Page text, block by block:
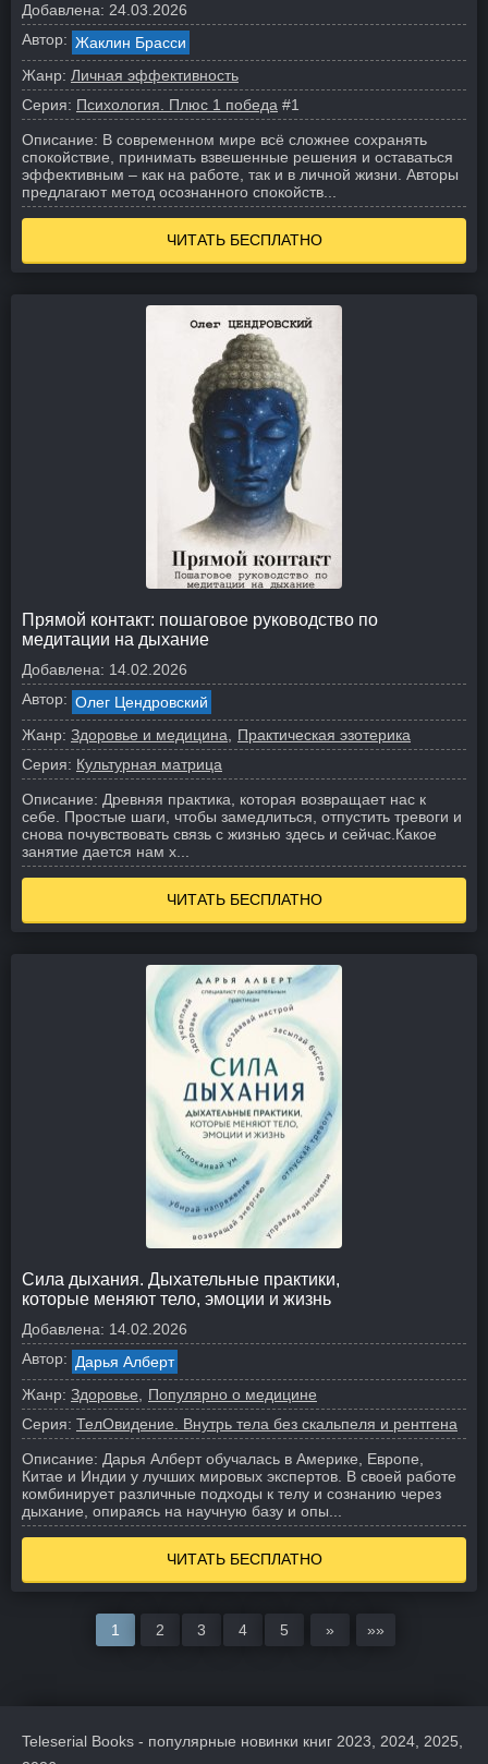
Добавлена: 24.03.2026
Автор: Жаклин Брасси
Жанр: Личная эффективность
Серия: Психология. Плюс 1 победа #1
Описание: В современном мире всё сложнее сохранять
спокойствие, принимать взвешенные решения и оставаться
эффективным – как на работе, так и в личной жизни. Авторы
предлагают метод осознанного спокойств...
ЧИТАТЬ БЕСПЛАТНО
Прямой контакт: пошаговое руководство по
медитации на дыхание
Добавлена: 14.02.2026
Автор: Олег Цендровский
Жанр: Здоровье и медицина
Практическая эзотерика
Серия: Культурная матрица
Описание: Древняя практика, которая возвращает нас к
себе. Простые шаги, чтобы замедлиться, отпустить тревоги и
снова почувствовать связь с жизнью здесь и сейчас. Какое
занятие дается нам х...
ЧИТАТЬ БЕСПЛАТНО
Сила дыхания. Дыхательные практики,
которые меняют тело, эмоции и жизнь
Добавлена: 14.02.2026
Автор: Дарья Алберт
Жанр: Здоровье
Популярно о медицине
Серия: ТелОвидение. Внутрь тела без скальпеля и рентгена
Описание: Дарья Алберт обучалась в Америке, Европе,
Китае и Индии у лучших мировых экспертов. В своей работе
комбинирует различные подходы к телу и сознанию через
дыхание, опираясь на научную базу и опы...
ЧИТАТЬ БЕСПЛАТНО
1 2 3 4 5 » »»
Teleserial Books - популярные новинки книг 2023, 2024, 2025,